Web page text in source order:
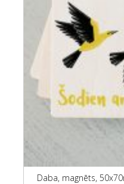
Daba, magnēts,